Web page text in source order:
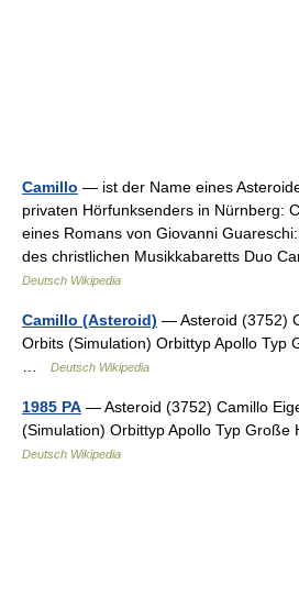
Camillo — ist der Name eines
privaten Hörfunksenders in Nürnberg:
eines Romans von Giovanni
des christlichen Musikkabaretts Duo
Deutsch Wikipedia
Camillo (Asteroid) — Asteroid (3752)
Orbits (Simulation) Orbittyp Apollo Typ
Deutsch Wikipedia
1985 PA — Asteroid (3752) Camillo
(Simulation) Orbittyp Apollo Typ
Deutsch Wikipedia